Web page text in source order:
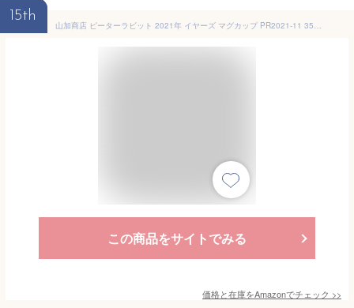
15th
山加商店 ピーターラビット 2021年 イヤーズ マグカップ PR2021-11 350ml
この商品をサイトでみる
価格と在庫をAmazonでチェック >>